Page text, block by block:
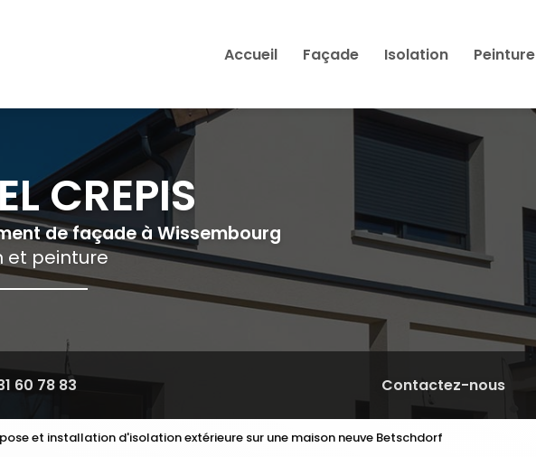
Accueil Façade Isolation Peinture
CREPIS
de façade à Wissembourg
et peinture
60 78 83 Contactez-nous
et installation d'isolation extérieure sur une maison neuve Betschdorf